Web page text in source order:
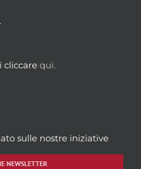
cliccare qui.
sulle nostre iniziative
NEWSLETTER